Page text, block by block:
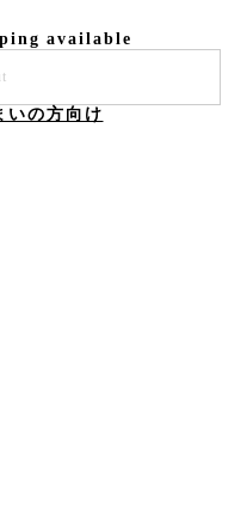
available
いの方向け